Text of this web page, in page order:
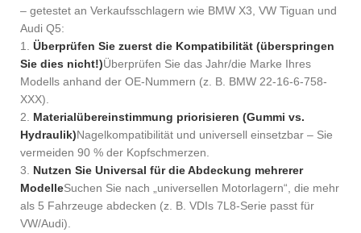
– getestet an Verkaufsschlagern wie BMW X3, VW Tiguan und
Audi Q5:
1. Überprüfen Sie zuerst die Kompatibilität (überspringen
Sie dies nicht!)Überprüfen Sie das Jahr/die Marke Ihres
Modells anhand der OE-Nummern (z. B. BMW 22-16-6-758-
XXX).
2. Materialübereinstimmung priorisieren (Gummi vs.
Hydraulik)Nagelkompatibilität und universell einsetzbar – Sie
vermeiden 90 % der Kopfschmerzen.
3. Nutzen Sie Universal für die Abdeckung mehrerer
ModelleSuchen Sie nach „universellen Motorlagern“, die mehr
als 5 Fahrzeuge abdecken (z. B. VDIs 7L8-Serie passt für
VW/Audi).